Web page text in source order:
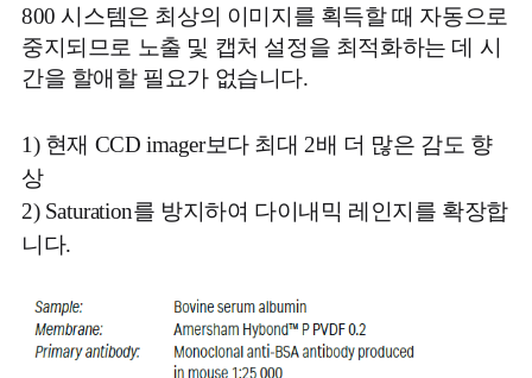
800 시스템은 최상의 이미지를 획득할 때 자동으로
중지되므로 노출 및 캡처 설정을 최적화하는 데 시
간을 할애할 필요가 없습니다.
1) 현재 CCD imager보다 최대 2배 더 많은 감도 향
상
2) Saturation를 방지하여 다이내믹 레인지를 확장합
니다.